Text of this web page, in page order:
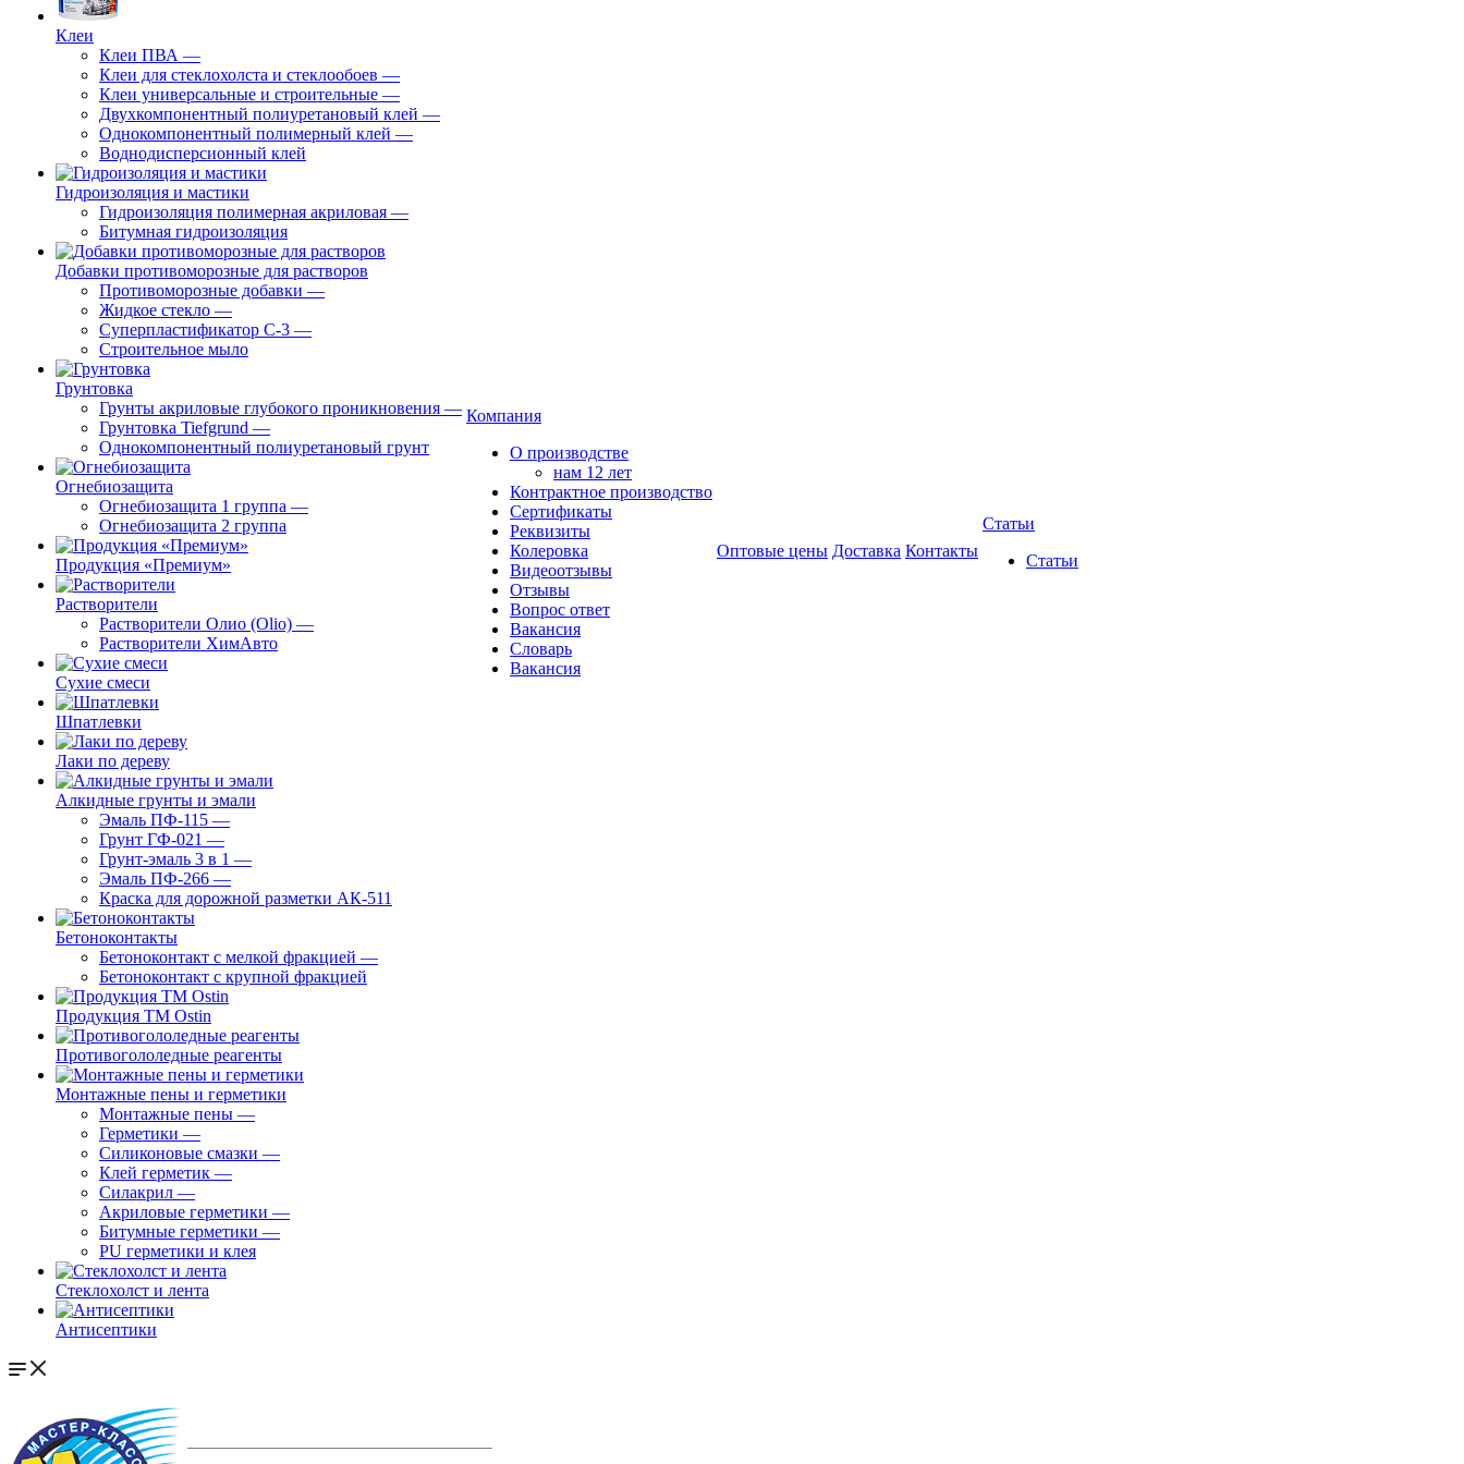
Клеи
Клеи ПВА —
Клеи для стеклохолста и стеклообоев —
Клеи универсальные и строительные —
Двухкомпонентный полиуретановый клей —
Однокомпонентный полимерный клей —
Воднодисперсионный клей
Гидроизоляция и мастики
Гидроизоляция полимерная акриловая —
Битумная гидроизоляция
Добавки противоморозные для растворов
Противоморозные добавки —
Жидкое стекло —
Суперпластификатор С-3 —
Строительное мыло
Грунтовка
Грунты акриловые глубокого проникновения —
Грунтовка Tiefgrund —
Однокомпонентный полиуретановый грунт
Огнебиозащита
Огнебиозащита 1 группа —
Огнебиозащита 2 группа
Продукция «Премиум»
Растворители
Растворители Олио (Olio) —
Растворители ХимАвто
Сухие смеси
Шпатлевки
Лаки по дереву
Алкидные грунты и эмали
Эмаль ПФ-115 —
Грунт ГФ-021 —
Грунт-эмаль 3 в 1 —
Эмаль ПФ-266 —
Краска для дорожной разметки АК-511
Бетоноконтакты
Бетоноконтакт с мелкой фракцией —
Бетоноконтакт с крупной фракцией
Продукция ТМ Ostin
Противогололедные реагенты
Монтажные пены и герметики
Монтажные пены —
Герметики —
Силиконовые смазки —
Клей герметик —
Силакрил —
Акриловые герметики —
Битумные герметики —
PU герметики и клея
Стеклохолст и лента
Антисептики
Компания
О производстве
нам 12 лет
Контрактное производство
Сертификаты
Реквизиты
Колеровка
Видеоотзывы
Отзывы
Вопрос ответ
Вакансия
Словарь
Вакансия
Оптовые цены Доставка Контакты
Статьи
Статьи